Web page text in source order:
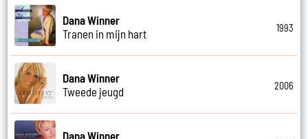
Dana Winner
Tranen in mijn hart
1993
Dana Winner
Tweede jeugd
2006
Dana Winner